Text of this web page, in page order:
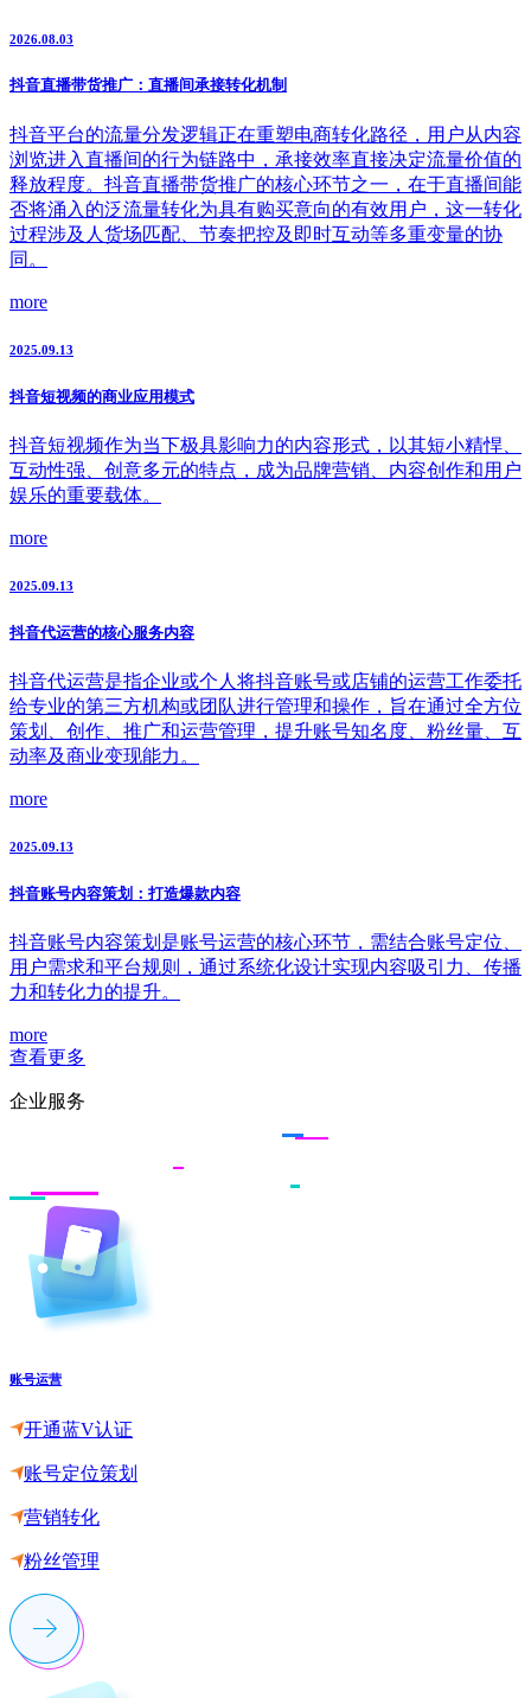
2026.08.03
抖音直播带货推广：直播间承接转化机制
抖音平台的流量分发逻辑正在重塑电商转化路径，用户从内容
浏览进入直播间的行为链路中，承接效率直接决定流量价值的
释放程度。抖音直播带货推广的核心环节之一，在于直播间能
否将涌入的泛流量转化为具有购买意向的有效用户，这一转化
过程涉及人货场匹配、节奏把控及即时互动等多重变量的协
同。
more
2025.09.13
抖音短视频的商业应用模式
抖音短视频作为当下极具影响力的内容形式，以其短小精悍、
互动性强、创意多元的特点，成为品牌营销、内容创作和用户
娱乐的重要载体。
more
2025.09.13
抖音代运营的核心服务内容
抖音代运营是指企业或个人将抖音账号或店铺的运营工作委托
给专业的第三方机构或团队进行管理和操作，旨在通过全方位
策划、创作、推广和运营管理，提升账号知名度、粉丝量、互
动率及商业变现能力。
more
2025.09.13
抖音账号内容策划：打造爆款内容
抖音账号内容策划是账号运营的核心环节，需结合账号定位、
用户需求和平台规则，通过系统化设计实现内容吸引力、传播
力和转化力的提升。
more
查看更多
企业服务
账号运营
开通蓝V认证
账号定位策划
营销转化
粉丝管理